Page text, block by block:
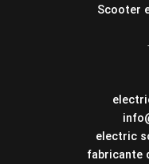
Scooter
electric
fabricante